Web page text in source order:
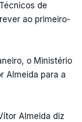
de
ao primeiro-
o Ministério
Almeida para a
Almeida diz